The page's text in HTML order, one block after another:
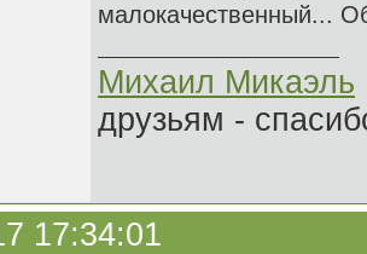
малокачественный...
Михаил Микаэль
друзьям -
17:34:01